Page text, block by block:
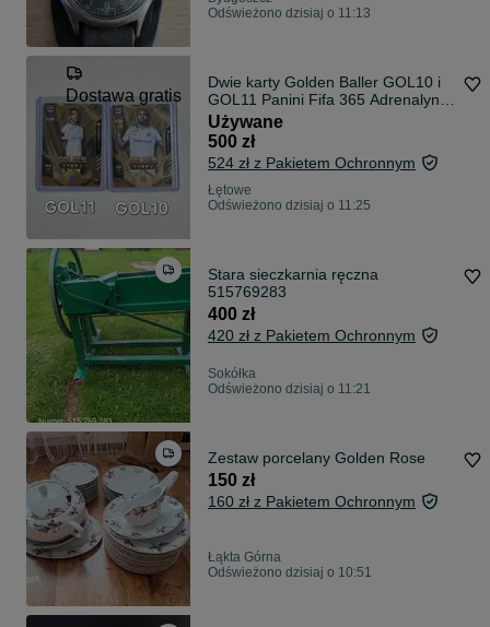
Odświeżono dzisiaj o 11:13
Dostawa gratis
Dwie karty Golden Baller GOL10 i
GOL11 Panini Fifa 365 Adrenalyn
XL 2026
Używane
500 zł
524 zł z Pakietem Ochronnym
Łętowe
Odświeżono dzisiaj o 11:25
Stara sieczkarnia ręczna
515769283
400 zł
420 zł z Pakietem Ochronnym
Sokółka
Odświeżono dzisiaj o 11:21
Zestaw porcelany Golden Rose
150 zł
160 zł z Pakietem Ochronnym
Łąkta Górna
Odświeżono dzisiaj o 10:51